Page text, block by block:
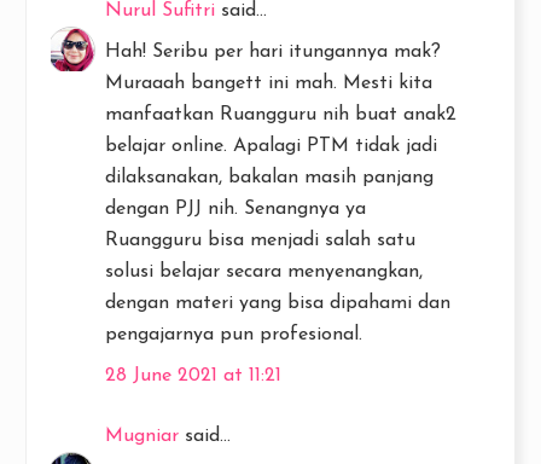
Nurul Sufitri said...
Hah! Seribu per hari itungannya mak?
Muraaah bangett ini mah. Mesti kita
manfaatkan Ruangguru nih buat anak2
belajar online. Apalagi PTM tidak jadi
dilaksanakan, bakalan masih panjang
dengan PJJ nih. Senangnya ya
Ruangguru bisa menjadi salah satu
solusi belajar secara menyenangkan,
dengan materi yang bisa dipahami dan
pengajarnya pun profesional.
28 June 2021 at 11:21
Mugniar said...